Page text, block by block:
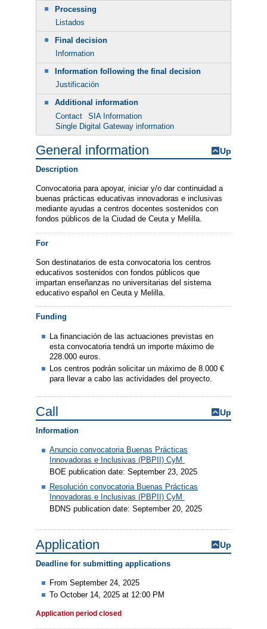
Processing
Listados
Final decision
Information
Information following the final decision
Justificación
Additional information
Contact
SIA Information
Single Digital Gateway information
General information Up
Description
Convocatoria para apoyar, iniciar y/o dar continuidad a
buenas prácticas educativas innovadoras e inclusivas
mediante ayudas a centros docentes sostenidos con
fondos públicos de la Ciudad de Ceuta y Melilla.
For
Son destinatarios de esta convocatoria los centros
educativos sostenidos con fondos públicos que
impartan enseñanzas no universitarias del sistema
educativo español en Ceuta y Melilla.
Funding
La financiación de las actuaciones previstas en
esta convocatoria tendrá un importe máximo de
228.000 euros.
Los centros podrán solicitar un máximo de 8.000 €
para llevar a cabo las actividades del proyecto.
Call Up
Information
Anuncio convocatoria Buenas Prácticas
Innovadoras e Inclusivas (PBPII) CyM
BOE publication date: September 23, 2025
Resolución convocatoria Buenas Prácticas
Innovadoras e Inclusivas (PBPII) CyM
BDNS publication date: September 20, 2025
Application Up
Deadline for submitting applications
From September 24, 2025
To October 14, 2025 at 12:00 PM
Application period closed